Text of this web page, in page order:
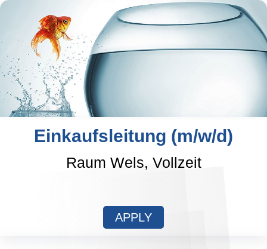
Einkaufsleitung (m/w/d)
Raum Wels, Vollzeit
APPLY